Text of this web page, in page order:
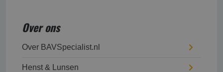
Over ons
Over BAVSpecialist.nl
Henst & Lunsen